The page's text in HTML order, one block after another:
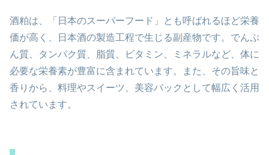
酒粕は、「日本のスーパーフード」とも呼ばれるほど栄養
価が高く、日本酒の製造工程で生じる副産物です。でんぷ
ん質、タンパク質、脂質、ビタミン、ミネラルなど、体に
必要な栄養素が豊富に含まれています。また、その旨味と
香りから、料理やスイーツ、美容パックとして幅広く活用
されています。